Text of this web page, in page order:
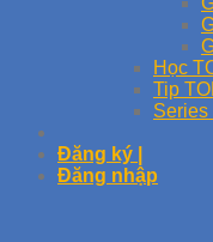
Học
Tip
Series
Đăng ký |
Đăng nhập